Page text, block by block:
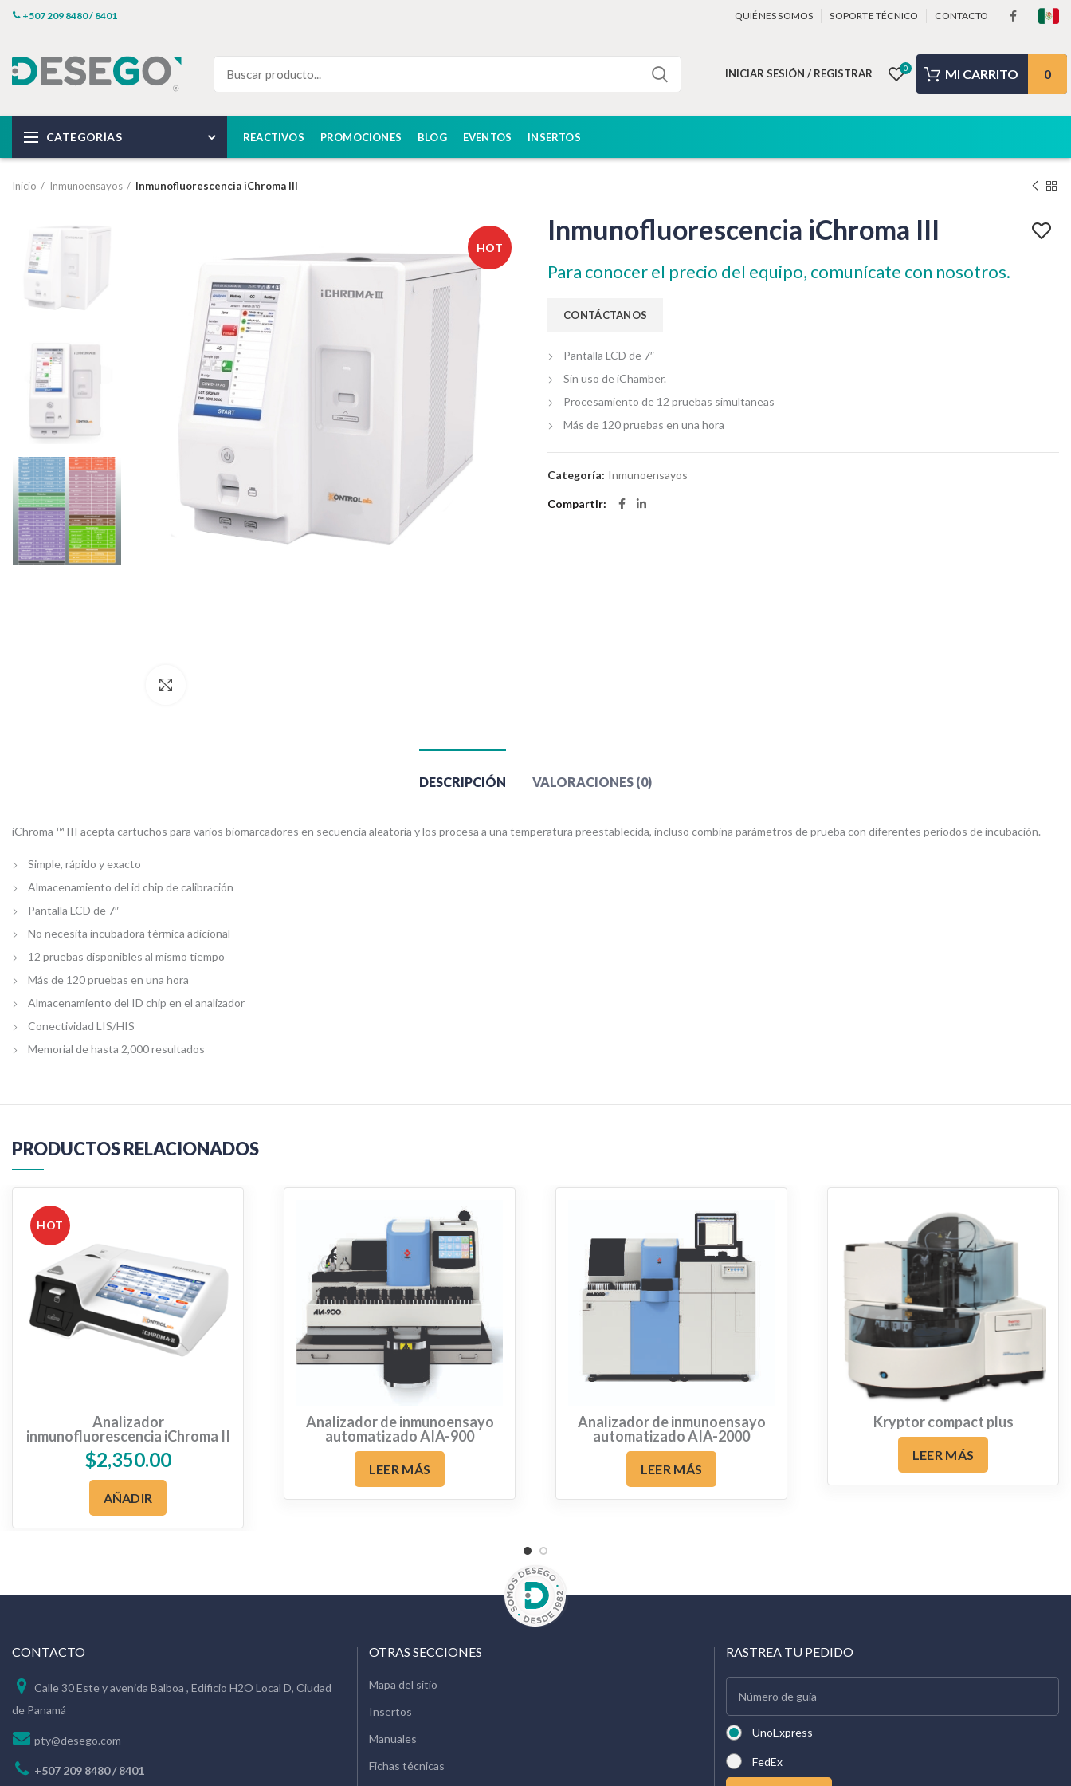
+507 209 8480 / 8401 QUIÉNES SOMOS SOPORTE TÉCNICO CONTACTO
INICIAR SESIÓN / REGISTRAR 0 0
CATEGORÍAS REACTIVOS PROMOCIONES BLOG EVENTOS INSERTOS
Inicio Inmunoensayos Inmunofluorescencia iChroma III
HOT
Inmunofluorescencia iChroma III
Para conocer el precio del equipo, comunícate con nosotros.
Pantalla LCD de 7″
Sin uso de iChamber.
Procesamiento de 12 pruebas simultaneas
Más de 120 pruebas en una hora
Categoría: Inmunoensayos
Compartir
DESCRIPCIÓN VALORACIONES (0)
iChroma ™ III acepta cartuchos para varios biomarcadores en secuencia aleatoria y los procesa a una temperatura preestablecida, incluso combina parámetros de prueba con diferentes períodos de incubación.
Simple, rápido y exacto
Almacenamiento del id chip de calibración
Pantalla LCD de 7″
No necesita incubadora térmica adicional
12 pruebas disponibles al mismo tiempo
Más de 120 pruebas en una hora
Almacenamiento del ID chip en el analizador
Conectividad LIS/HIS
Memorial de hasta 2,000 resultados
PRODUCTOS RELACIONADOS
HOT
Analizador
inmunofluorescencia iChroma II
$2,350.00
AÑADIR
Analizador de inmunoensayo
automatizado AIA-900
LEER MÁS
Analizador de inmunoensayo
automatizado AIA-2000
LEER MÁS
Kryptor compact plus
LEER MÁS
CONTACTO
Calle 30 Este y avenida Balboa , Edificio H2O Local D, Ciudad
de Panamá
pty@desego.com
+507 209 8480 / 8401
OTRAS SECCIONES
Mapa del sitio
Insertos
Manuales
Fichas técnicas
RASTREA TU PEDIDO
UnoExpress
FedEx